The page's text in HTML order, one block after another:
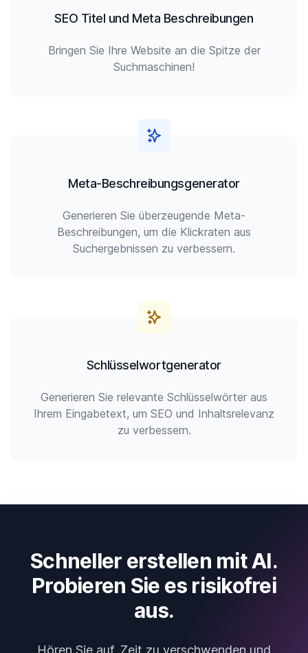
SEO Titel und Meta Beschreibungen
Bringen Sie Ihre Website an die Spitze der
Suchmaschinen!
Meta-Beschreibungsgenerator
Generieren Sie überzeugende Meta-
Beschreibungen, um die Klickraten aus
Suchergebnissen zu verbessern.
Schlüsselwortgenerator
Generieren Sie relevante Schlüsselwörter aus
Ihrem Eingabetext, um SEO und Inhaltsrelevanz
zu verbessern.
Schneller erstellen mit AI.
Probieren Sie es risikofrei
aus.
Hören Sie auf, Zeit zu verschwenden und